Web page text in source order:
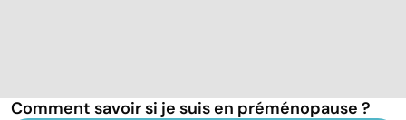
Comment savoir si je suis en préménopause ?